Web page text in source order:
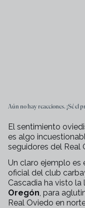
Aún no hay reacciones. ¡Sé el
El sentimiento
es algo
seguidores del Real
Un claro ejemplo es
oficial del club
Cascadia ha visto la
Oregón, para
Real Oviedo en